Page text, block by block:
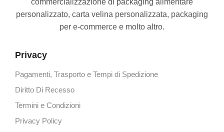
personalizzato, carta velina personalizzata, packaging
per e-commerce e molto altro.
Privacy
Pagamenti, Trasporto e Tempi di Spedizione
Diritto Di Recesso
Termini e Condizioni
Privacy Policy